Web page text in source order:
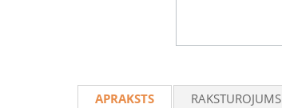
APRAKSTS RAKSTUROJUMS